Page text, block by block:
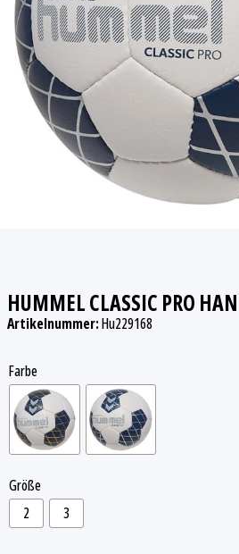
HUMMEL CLASSIC PRO
Artikelnummer:Hu229168
Farbe
Größe
2
3